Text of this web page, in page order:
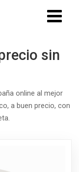
sin
online al mejor
a buen precio, con